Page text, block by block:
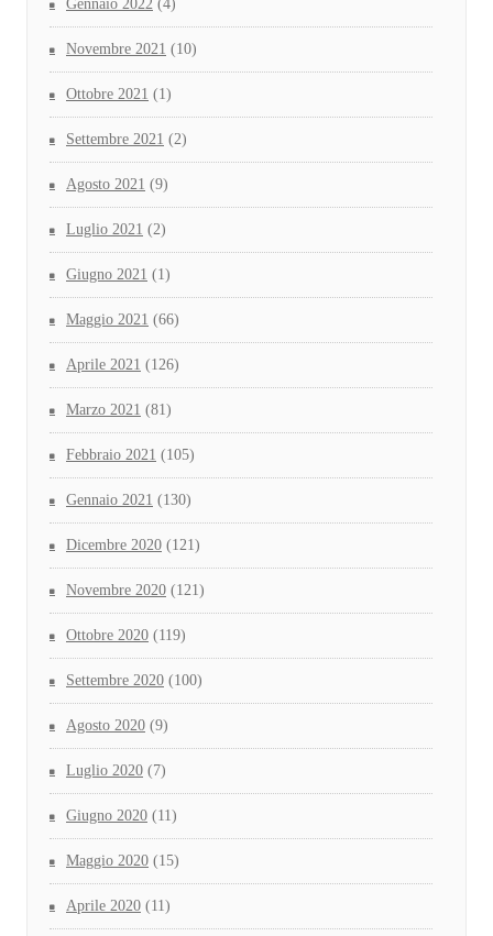
Gennaio 2022 (4)
Novembre 2021 (10)
Ottobre 2021 (1)
Settembre 2021 (2)
Agosto 2021 (9)
Luglio 2021 (2)
Giugno 2021 (1)
Maggio 2021 (66)
Aprile 2021 (126)
Marzo 2021 (81)
Febbraio 2021 (105)
Gennaio 2021 (130)
Dicembre 2020 (121)
Novembre 2020 (121)
Ottobre 2020 (119)
Settembre 2020 (100)
Agosto 2020 (9)
Luglio 2020 (7)
Giugno 2020 (11)
Maggio 2020 (15)
Aprile 2020 (11)